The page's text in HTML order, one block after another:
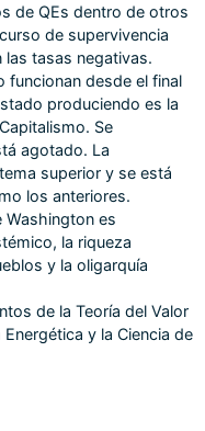
de QEs dentro de otros
de supervivencia
tasas negativas.
funcionan desde el final
produciendo es la
Se
agotado. La
superior y se está
los anteriores.
Washington es
la riqueza
y la oligarquía
de la Teoría del Valor
Energética y la Ciencia de